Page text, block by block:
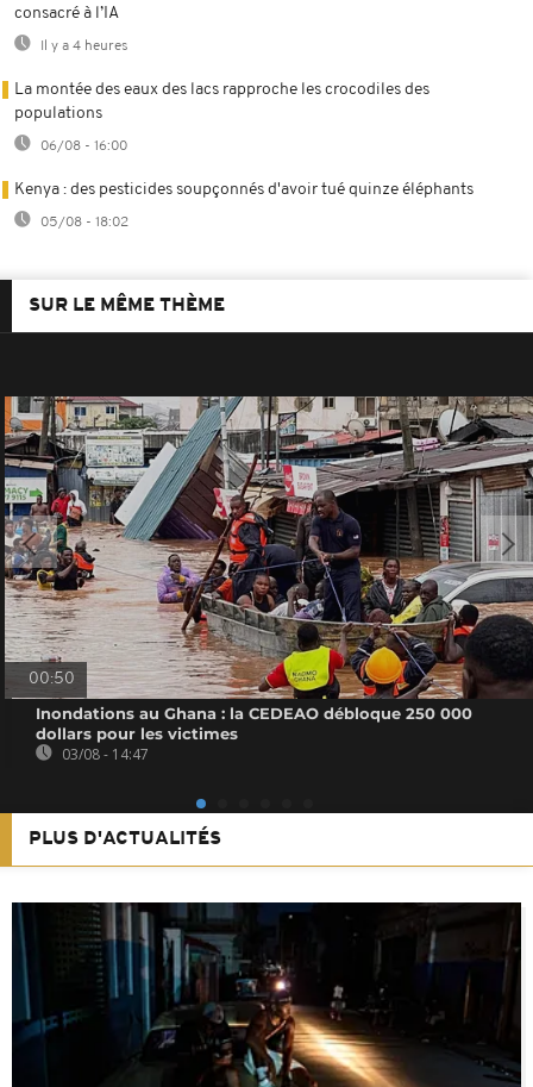
consacré à l’IA
Il y a 4 heures
La montée des eaux des lacs rapproche les crocodiles des
populations
06/08 - 16:00
Kenya : des pesticides soupçonnés d'avoir tué quinze éléphants
05/08 - 18:02
SUR LE MÊME THÈME
00:50
Inondations au Ghana : la CEDEAO débloque 250 000
dollars pour les victimes
03/08 - 14:47
PLUS D'ACTUALITÉS